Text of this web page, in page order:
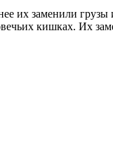
их заменили грузы
кишках. Их